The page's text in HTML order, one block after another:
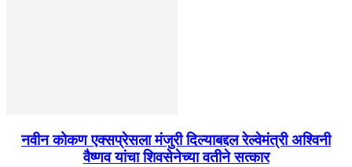
नवीन कोकण एक्सप्रेसला मंजुरी दिल्याबद्दल रेल्वेमंत्री अश्विनी
वैष्णव यांचा शिवसेनेच्या वतीने सत्कार